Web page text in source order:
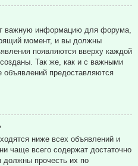
важную информацию для форума,
момент, и вы должны
появляются вверху каждой
Так же, как и с важными
объявлений предоставляются
ниже всех объявлений и
чаще всего содержат достаточно
прочесть их по